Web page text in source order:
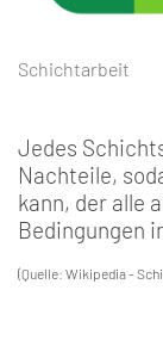
Schichtarbeit
Jedes
Nachteile,
kann, der alle
Bedingungen
(Quelle: Wikipedia -